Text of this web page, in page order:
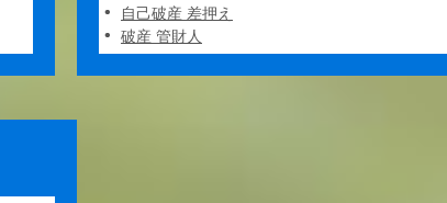
自己破産 差押え
破産 管財人